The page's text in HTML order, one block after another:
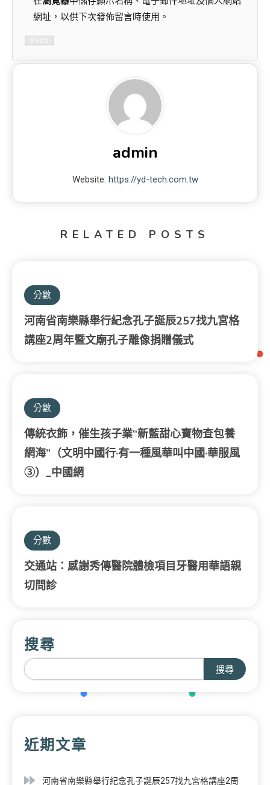
網址，以供下次發佈留言時使用。
admin
Website: https://yd-tech.com.tw
RELATED POSTS
分數
河南省南樂縣舉行紀念孔子誕辰257找九宮格
講座2周年暨文廟孔子雕像捐贈儀式
分數
傳統衣飾，催生孩子業“新藍甜心寶物查包養
網海”（文明中國行·有一種風華叫中國·華服風
③）_中國網
分數
交通站：感謝秀傳醫院體檢項目牙醫用華語親
切問診
搜尋
搜尋
近期文章
河南省南樂縣舉行紀念孔子誕辰257找九宮格講座2周